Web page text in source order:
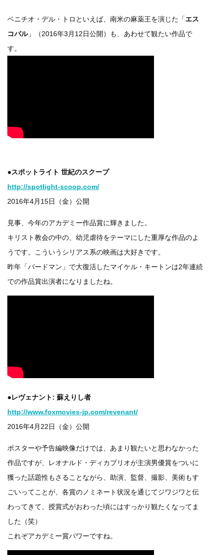
ベニチオ・デル・トロといえば、南米の麻薬王を演じた「エス
コバル」（2016年3月12日公開）も、あわせて観たい作品で
す。
●スポットライト 世紀のスクープ
http://spotlight-scoop.com/
2016年4月15日（金）公開
見事、今年のアカデミー作品賞に輝きました。
キリスト教会の中の、幼児虐待をテーマにした重厚な作品のよ
うです。こういうシリアス系の映画は大好きです。
昨年「バードマン」で大復活したマイケル・キートンは2年連続
での作品賞出演者になりましたね。
●レヴェナント: 蘇えりし者
http://www.foxmovies-jp.com/revenant/
2016年4月22日（金）公開
ポスターや予告編映像だけでは、あまり観たいと思わなかった
作品ですが、レオナルド・ディカプリオが主演男優賞をついに
獲った話題性もさることながら、助演、監督、撮影、美術もす
ごいってことが、各賞のノミネート状況を通じてジワジワと伝
わってきて、授賞式がおわった頃にはすっかり観たくなってま
した（笑）
これぞアカデミー賞パワーですね。